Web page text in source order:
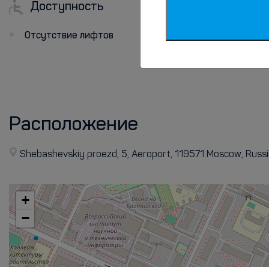
Доступность
Отсутствие лифтов
Расположение
Shebashevskiy proezd, 5, Aeroport, 119571 Moscow,
+
−